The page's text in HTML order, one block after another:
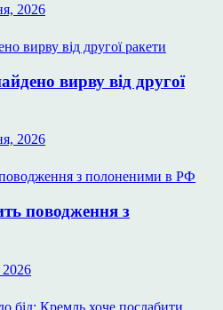
2026
вирву від другої
2026
поводження з